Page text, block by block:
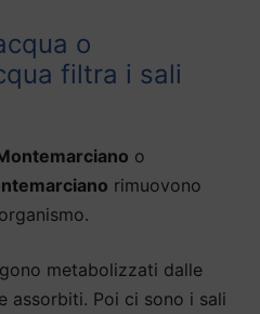
o
filtra i sali
o
rimuovono
metabolizzati dalle
assorbiti. Poi ci sono i sali